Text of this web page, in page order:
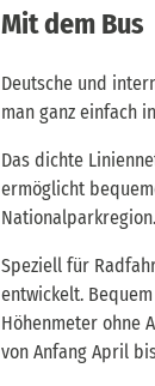
Mit dem Bus
Deutsche und
man ganz einfach
Das dichte
ermöglicht
Speziell für
entwickelt.
Höhenmeter ohne
von Anfang April